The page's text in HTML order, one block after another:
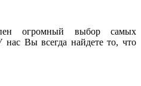
огромный выбор самых
нас Вы всегда найдете то, что